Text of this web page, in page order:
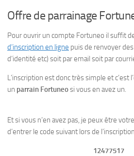
Offre de parrainage
Pour ouvrir un compte Fortuneo il suffit
d’inscription en ligne puis de renvoyer
d’identité etc) soit par email soit par
L’inscription est donc très simple et c’est
un parrain Fortuneosi vous en avez un.
Et si vous n’en avez pas, je peux être
d’entrer le code suivant lors de
12477517